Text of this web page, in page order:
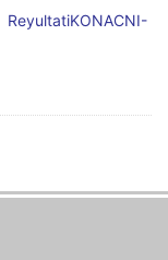
ReyultatiKONACNI-